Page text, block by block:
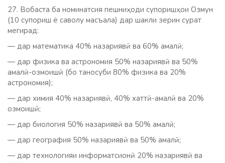
27. Вобаста ба номинатсия пешниҳоди супоришҳои Озмун
(10 супориш ё саволу масъала) дар шакли зерин сурат
мегирад:
— дар математика 40% назариявӣ ва 60% амалӣ;
— дар физика ва астрономия 50% назариявӣ ва 50%
амалӣ-озмоишӣ (бо таносуби 80% физика ва 20%
астрономия);
— дар химия 40% назариявӣ, 40% хаттӣ-амалӣ ва 20%
озмоишӣ;
— дар биология 50% назариявӣ ва 50% амалӣ;
— дар география 50% назариявӣ ва 50% амалӣ;
— дар технологияи информатсионӣ 20% назариявӣ ва